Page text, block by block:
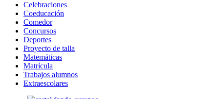
Celebraciones
Coeducación
Comedor
Concursos
Deportes
Proyecto de talla
Matemáticas
Matrícula
Trabajos alumnos
Extraescolares